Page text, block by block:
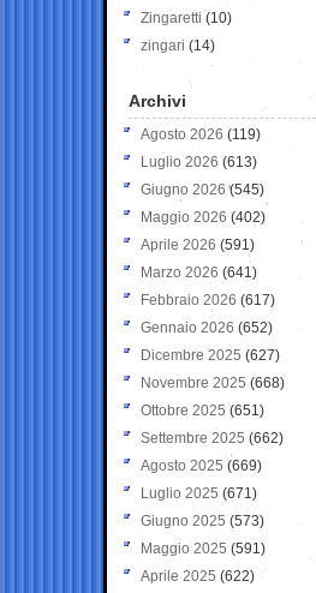
Zingaretti (10)
zingari (14)
Archivi
Agosto 2026 (119)
Luglio 2026 (613)
Giugno 2026 (545)
Maggio 2026 (402)
Aprile 2026 (591)
Marzo 2026 (641)
Febbraio 2026 (617)
Gennaio 2026 (652)
Dicembre 2025 (627)
Novembre 2025 (668)
Ottobre 2025 (651)
Settembre 2025 (662)
Agosto 2025 (669)
Luglio 2025 (671)
Giugno 2025 (573)
Maggio 2025 (591)
Aprile 2025 (622)